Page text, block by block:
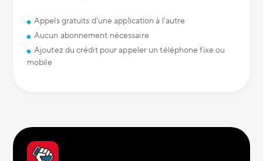
Appels gratuits d'une application à l'autre
Aucun abonnement nécessaire
Ajoutez du crédit pour appeler un téléphone fixe ou
mobile